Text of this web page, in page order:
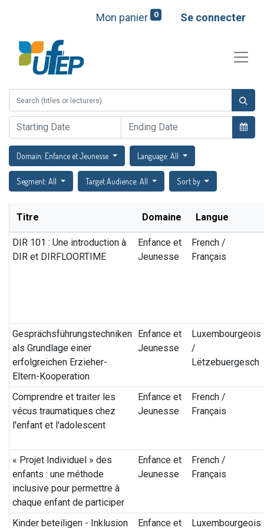
Mon panier 0 Se connecter
Domain: Enfance et Jeunesse Language: All
Segment: All Target Audience: All Sort by
Titre Domaine Langue
DIR 101 : Une introduction à
DIR et DIRFLOORTIME
Enfance et
Jeunesse
French /
Français
Gesprächsführungstechniken
als Grundlage einer
erfolgreichen Erzieher-
Eltern-Kooperation
Enfance et
Jeunesse
Luxembourgeois
/
Lëtzebuergesch
Comprendre et traiter les
vécus traumatiques chez
l'enfant et l'adolescent
Enfance et
Jeunesse
French /
Français
« Projet Individuel » des
enfants : une méthode
inclusive pour permettre à
chaque enfant de participer
Enfance et
Jeunesse
French /
Français
Kinder beteiligen - Inklusion Enfance et Luxembourgeois